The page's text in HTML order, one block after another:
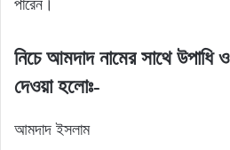
পারেন।
নিচে আমদাদ নামের সাথে উপাধি
দেওয়া হলোঃ-
আমদাদ ইসলাম